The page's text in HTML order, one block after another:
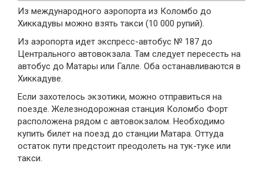
Из международного аэропорта из Коломбо до
Хиккадувы можно взять такси (10 000 рупий).
Из аэропорта идет экспресс-автобус № 187 до
Центрального автовокзала. Там следует пересесть на
автобус до Матары или Галле. Оба останавливаются в
Хиккадуве.
Если захотелось экзотики, можно отправиться на
поезде. Железнодорожная станция Коломбо Форт
расположена рядом с автовокзалом. Необходимо
купить билет на поезд до станции Матара. Оттуда
остаток пути предстоит преодолеть на тук-туке или
такси.